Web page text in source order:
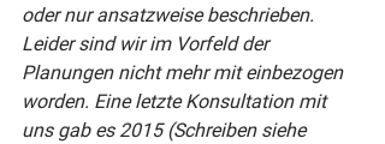
oder nur ansatzweise beschrieben.
Leider sind wir im Vorfeld der
Planungen nicht mehr mit einbezogen
worden. Eine letzte Konsultation mit
uns gab es 2015 (Schreiben siehe